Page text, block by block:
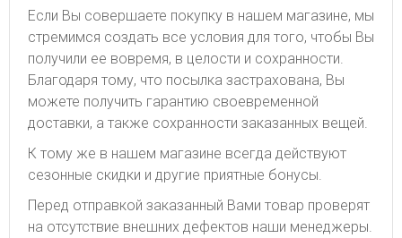
Если Вы совершаете покупку в нашем магазине, мы
стремимся создать все условия для того, чтобы Вы
получили ее вовремя, в целости и сохранности.
Благодаря тому, что посылка застрахована, Вы
можете получить гарантию своевременной
доставки, а также сохранности заказанных вещей.
К тому же в нашем магазине всегда действуют
сезонные скидки и другие приятные бонусы.
Перед отправкой заказанный Вами товар проверят
на отсутствие внешних дефектов наши менеджеры.